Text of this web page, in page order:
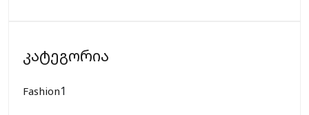
კატეგორია
Fashion1